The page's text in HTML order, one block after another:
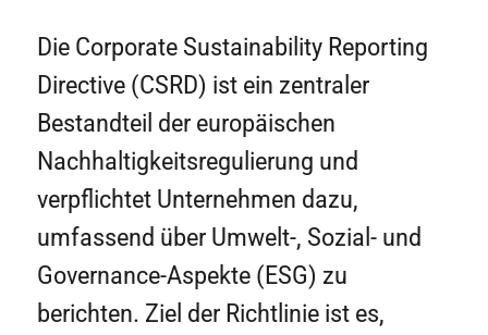
Die Corporate Sustainability Reporting
Directive (CSRD) ist ein zentraler
Bestandteil der europäischen
Nachhaltigkeitsregulierung und
verpflichtet Unternehmen dazu,
umfassend über Umwelt-, Sozial- und
Governance-Aspekte (ESG) zu
berichten. Ziel der Richtlinie ist es,